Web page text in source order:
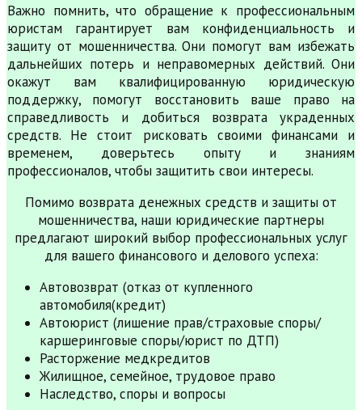
Важно помнить, что обращение к профессиональным
юристам гарантирует вам конфиденциальность и
защиту от мошенничества. Они помогут вам избежать
дальнейших потерь и неправомерных действий. Они
окажут вам квалифицированную юридическую
поддержку, помогут восстановить ваше право на
справедливость и добиться возврата украденных
средств. Не стоит рисковать своими финансами и
временем, доверьтесь опыту и знаниям
профессионалов, чтобы защитить свои интересы.
Помимо возврата денежных средств и защиты от
мошенничества, наши юридические партнеры
предлагают широкий выбор профессиональных услуг
для вашего финансового и делового успеха:
Автовозврат (отказ от купленного
автомобиля(кредит)
Автоюрист (лишение прав/страховые споры/
каршеринговые споры/юрист по ДТП)
Расторжение медкредитов
Жилищное, семейное, трудовое право
Наследство, споры и вопросы